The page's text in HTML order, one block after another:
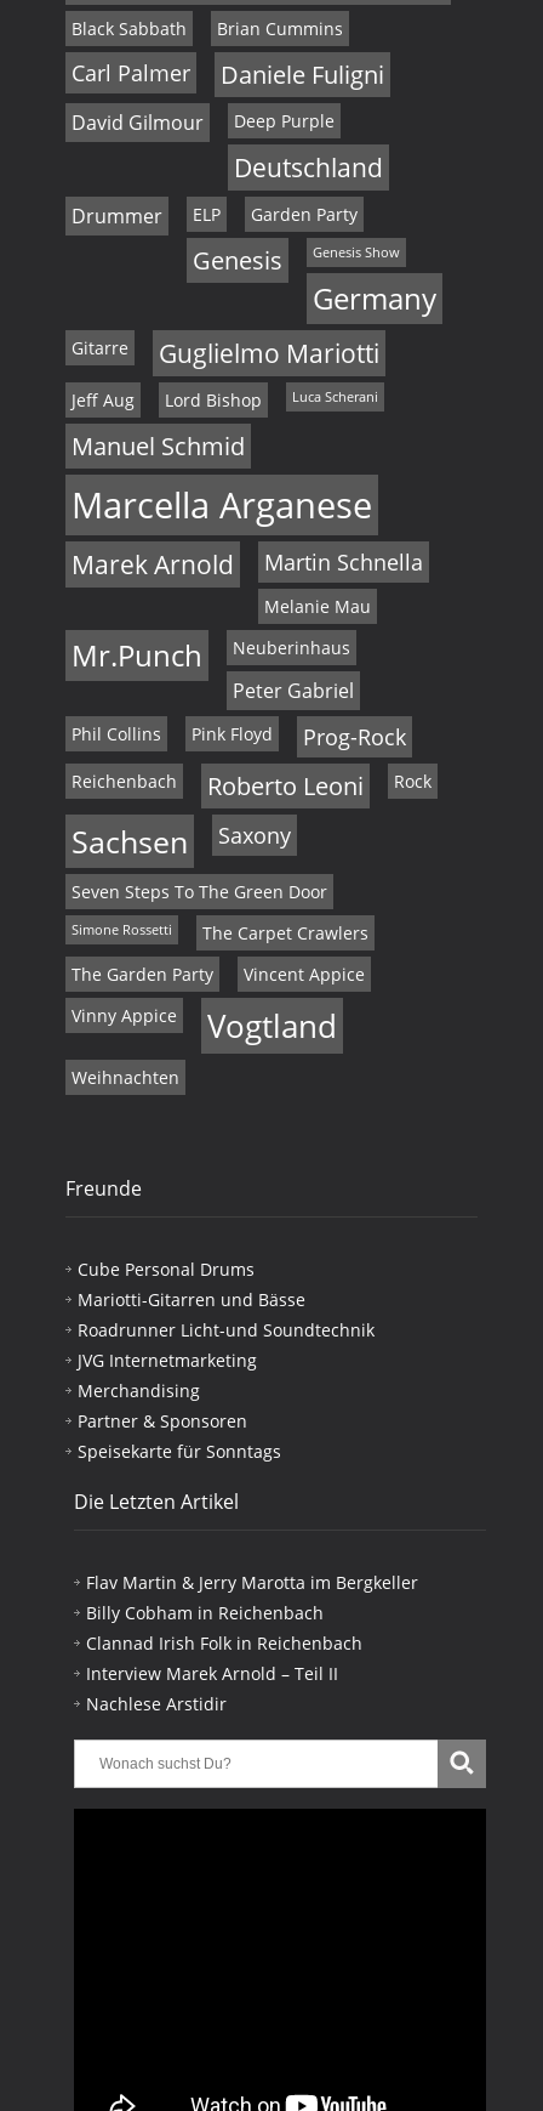
Black Sabbath Brian Cummins
Carl Palmer Daniele Fuligni
David Gilmour Deep Purple
Deutschland
Drummer ELP Garden Party
Genesis Genesis Show
Germany
Gitarre Guglielmo Mariotti
Jeff Aug Lord Bishop Luca Scherani
Manuel Schmid
Marcella Arganese
Marek Arnold Martin Schnella
Melanie Mau
Mr.Punch Neuberinhaus
Peter Gabriel
Phil Collins Pink Floyd Prog-Rock
Reichenbach Roberto Leoni Rock
Sachsen Saxony
Seven Steps To The Green Door
Simone Rossetti
The Carpet Crawlers
The Garden Party
Vincent Appice
Vinny Appice
Vogtland
Weihnachten
Freunde
Cube Personal Drums
Mariotti-Gitarren und Bässe
Roadrunner Licht-und Soundtechnik
JVG Internetmarketing
Merchandising
Partner & Sponsoren
Speisekarte für Sonntags
Die Letzten Artikel
Flav Martin & Jerry Marotta im Bergkeller
Billy Cobham in Reichenbach
Clannad Irish Folk in Reichenbach
Interview Marek Arnold – Teil II
Nachlese Arstidir